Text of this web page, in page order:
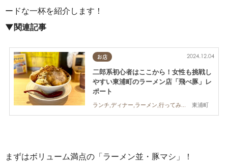
ードな一杯を紹介します！
▼関連記事
お店
東浦町
2024.12.04
二郎系初心者はここから！女性も挑戦し
やすい東浦町のラーメン店「飛べ豚」レ
ポート
ランチ,ディナー,ラーメン,行ってみたレポ,コスパ抜群
まずはボリューム満点の「ラーメン並・豚マシ」！